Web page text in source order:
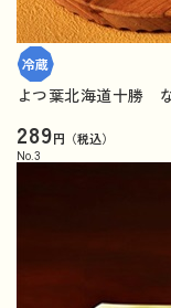
よつ葉北海道十勝
289円（税込）
No. 3